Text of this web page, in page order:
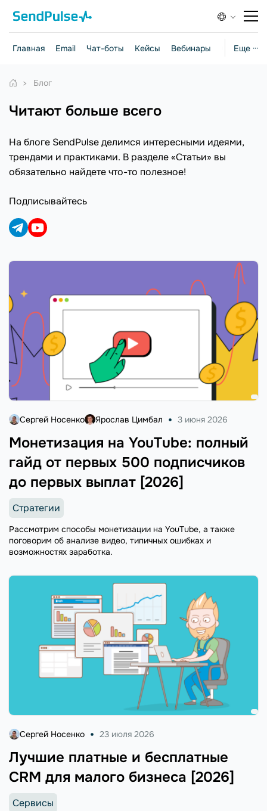
Еще ···
Главная Email Чат-боты Кейсы Вебинары Стратегии
Блог
Читают больше всего
На блоге SendPulse делимся интересными идеями,
трендами и практиками. В разделе «Статьи» вы
обязательно найдете что-то полезное!
Подписывайтесь
Монетизация на YouTube: полный
гайд от первых 500 подписчиков
до первых выплат [2026]
Сергей Носенко Ярослав Цимбал 3 июня 2026
Стратегии
Рассмотрим способы монетизации на YouTube, а также
поговорим об анализе видео, типичных ошибках и
возможностях заработка.
Лучшие платные и бесплатные
CRM для малого бизнеса [2026]
Сергей Носенко 23 июля 2026
Сервисы